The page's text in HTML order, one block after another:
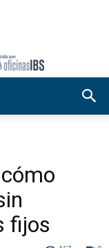
fijos